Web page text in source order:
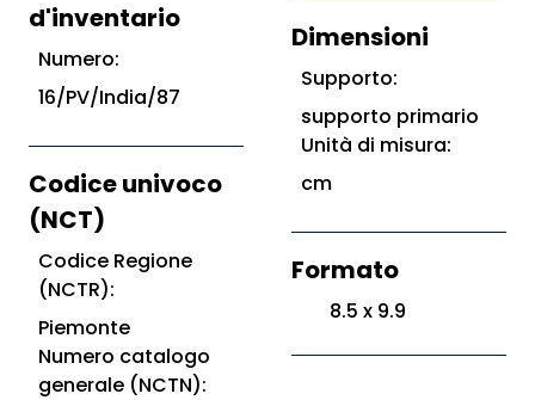
d'inventario
Numero:
16/PV/India/87
Codice univoco
(NCT)
Codice Regione
(NCTR):
Piemonte
Numero catalogo
generale (NCTN):
Dimensioni
Supporto:
supporto primario
Unità di misura:
cm
Formato
8.5 x 9.9